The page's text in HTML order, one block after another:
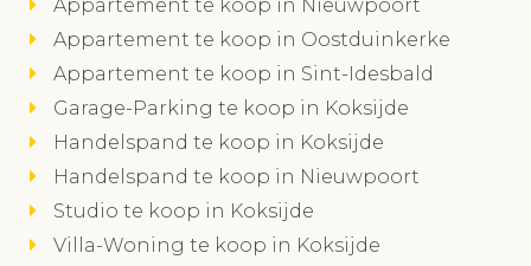
Appartement te koop in Nieuwpoort
Appartement te koop in Oostduinkerke
Appartement te koop in Sint-Idesbald
Garage-Parking te koop in Koksijde
Handelspand te koop in Koksijde
Handelspand te koop in Nieuwpoort
Studio te koop in Koksijde
Villa-Woning te koop in Koksijde